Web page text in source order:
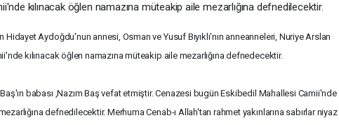
kılınacak öğlen namazına müteakip aile mezarlığına defnedilecektir.
Hidayet Aydoğdu'nun annesi, Osman ve Yusuf Bıyıklı'nın anneanneleri, Nuriye Arslan
kılınacak öğlen namazına müteakip aile mezarlığına defnedecektir.
babası ,Nazım Baş vefat etmiştir. Cenazesi bugün Eskibedil Mahallesi Camii'nde
defnedilecektir. Merhuma Cenab-ı Allah'tan rahmet yakınlarına sabırlar niyaz